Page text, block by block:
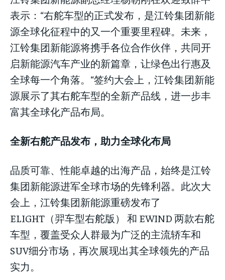
表示：“右舵车型的正式发布，是江铃集团新能
源全球化征程中的又一个重要里程碑。未来，
江铃集团新能源将携手各位合作伙伴，共同开
启新能源汽车产业的新篇章，让绿色出行惠及
全球每一个角落。“签约大会上，江铃集团新能
源展示了其右舵车型的全新产品线，进一步丰
富其全球化产品布局。
全新右舵产品发布，助力全球化布局
品质可靠、性能卓越的出海产品，始终是江铃
集团新能源进军全球市场的先锋利器。此次大
会上，江铃集团新能源重磅发布了
ELIGHT（羿车型右舵版） 和 EWIND 两款右舵
车型，覆盖受众人群最为广泛的主流轿车和
SUV细分市场，再次展现出其全球领先的产品
实力。